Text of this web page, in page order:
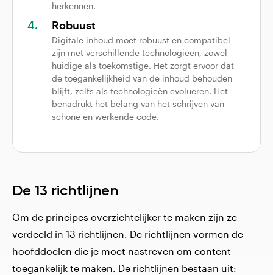
herkennen.
Robuust
Digitale inhoud moet robuust en compatibel
zijn met verschillende technologieën, zowel
huidige als toekomstige. Het zorgt ervoor dat
de toegankelijkheid van de inhoud behouden
blijft, zelfs als technologieën evolueren. Het
benadrukt het belang van het schrijven van
schone en werkende code.
De 13 richtlijnen
Om de principes overzichtelijker te maken zijn ze
verdeeld in 13 richtlijnen. De richtlijnen vormen de
hoofddoelen die je moet nastreven om content
toegankelijk te maken. De richtlijnen bestaan uit: